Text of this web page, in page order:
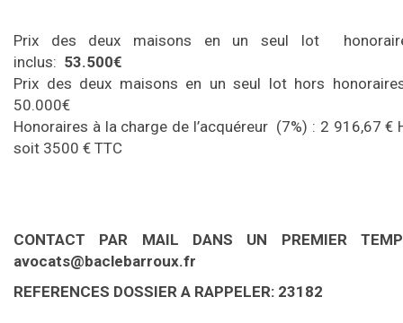
Prix des deux maisons en un seul lot
inclus: 53.500€
Prix des deux maisons en un seul lot hors
50.000€
Honoraires à la charge de l’acquéreur (7%) : 2 916,67 €
soit 3500 € TTC
CONTACT PAR MAIL DANS UN PREMIER
avocats@baclebarroux.fr
REFERENCES DOSSIER A RAPPELER: 23182